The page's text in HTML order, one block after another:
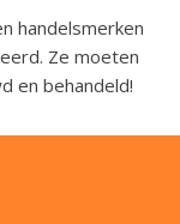
handelsmerken
Ze moeten
en behandeld!